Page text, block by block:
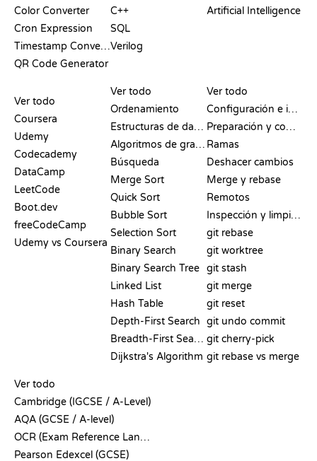
Color Converter
Cron Expression
Timestamp Converter
QR Code Generator
C++
SQL
Verilog
Artificial Intelligence
Ver todo
Coursera
Udemy
Codecademy
DataCamp
LeetCode
Boot.dev
freeCodeCamp
Udemy vs Coursera
Ver todo
Ordenamiento
Estructuras de datos
Algoritmos de grafos
Búsqueda
Merge Sort
Quick Sort
Bubble Sort
Selection Sort
Binary Search
Binary Search Tree
Linked List
Hash Table
Depth-First Search
Breadth-First Search
Dijkstra's Algorithm
Ver todo
Configuración e inicio
Preparación y commit
Ramas
Deshacer cambios
Merge y rebase
Remotos
Inspección y limpieza
git rebase
git worktree
git stash
git merge
git reset
git undo commit
git cherry-pick
git rebase vs merge
Ver todo
Cambridge (IGCSE / A-Level)
AQA (GCSE / A-level)
OCR (Exam Reference Language)
Pearson Edexcel (GCSE)